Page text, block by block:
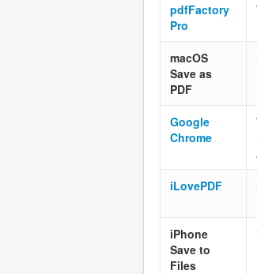
pdfFactory
Pro
macOS
Save as
PDF
Google
Chrome
iLovePDF
iPhone
Save to
Files